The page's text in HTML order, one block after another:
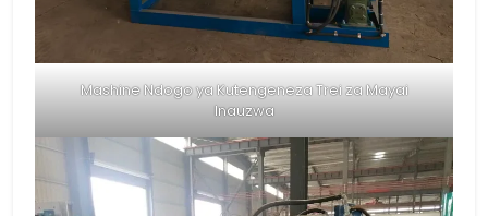
Mashine Ndogo ya Kutengeneza Trei za Mayai
Inauzwa